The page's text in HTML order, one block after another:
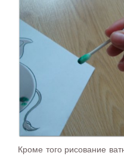
Кроме того рисование